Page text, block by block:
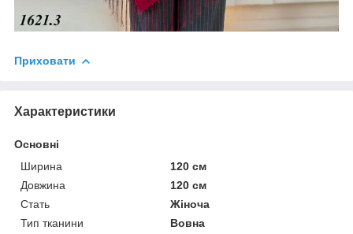
Приховати
Характеристики
Основні
Ширина
120 см
Довжина
120 см
Стать
Жіноча
Тип тканини
Вовна